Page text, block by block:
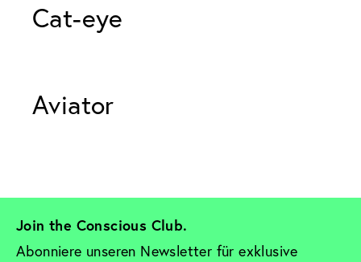
Cat-eye
Aviator
Join the Conscious Club.
Abonniere unseren Newsletter für exklusive